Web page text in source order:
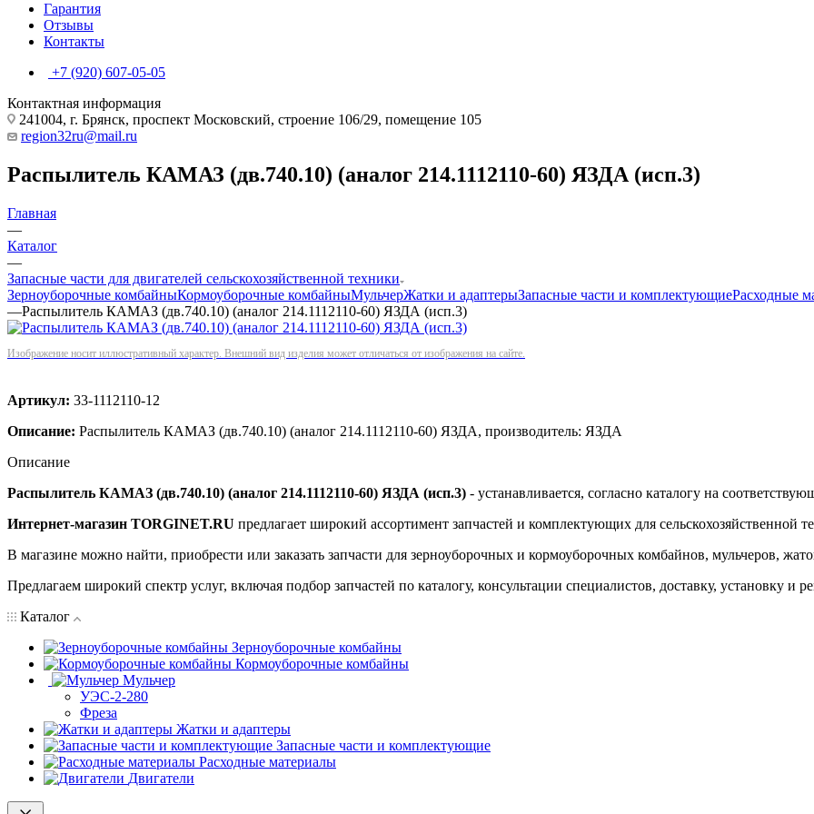
Гарантия
Отзывы
Контакты
+7 (920) 607-05-05
Контактная информация
241004, г. Брянск, проспект Московский, строение 106/29, помещение 105
region32ru@mail.ru
Распылитель КАМАЗ (дв.740.10) (аналог 214.1112110-60) ЯЗДА (исп.3)
Главная
—
Каталог
—
Запасные части для двигателей сельскохозяйственной техники
Зерноуборочные комбайныКормоуборочные комбайныМульчерЖатки и адаптерыЗапасные части и комплектующиеРасходные
—Распылитель КАМАЗ (дв.740.10) (аналог 214.1112110-60) ЯЗДА (исп.3)
Изображение носит иллюстративный характер. Внешний вид изделия может отличаться от изображения на сайте.
Артикул: 33-1112110-12
Описание: Распылитель КАМАЗ (дв.740.10) (аналог 214.1112110-60) ЯЗДА, производитель: ЯЗДА
Описание
Распылитель КАМАЗ (дв.740.10) (аналог 214.1112110-60) ЯЗДА (исп.3) - устанавливается, согласно каталогу на
Интернет-магазин TORGINET.RU предлагает широкий ассортимент запчастей и комплектующих для сельскохозяйственной
В магазине можно найти, приобрести или заказать запчасти для зерноуборочных и кормоуборочных комбайнов, мульчеров,
Предлагаем широкий спектр услуг, включая подбор запчастей по каталогу, консультации специалистов, доставку, установку и
Каталог
Зерноуборочные комбайны
Кормоуборочные комбайны
Мульчер
УЭС-2-280
Фреза
Жатки и адаптеры
Запасные части и комплектующие
Расходные материалы
Двигатели